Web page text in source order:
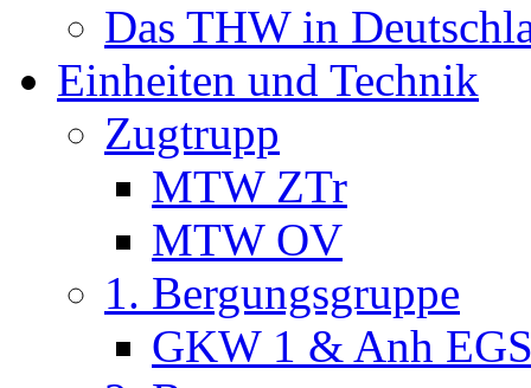
Das THW in
Einheiten und Technik
Zugtrupp
MTW ZTr
MTW OV
1. Bergungsgruppe
GKW 1 & Anh